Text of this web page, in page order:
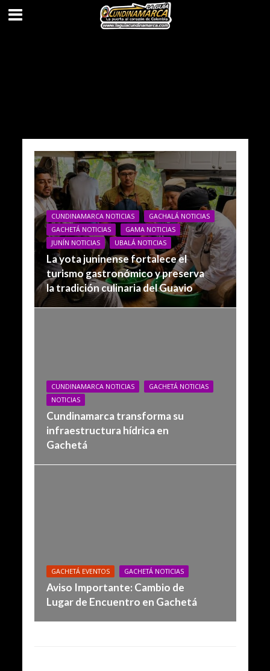
CUNDINAMARCA NOTICIAS
GACHALÁ NOTICIAS
GACHETÁ NOTICIAS
GAMA NOTICIAS
JUNÍN NOTICIAS
UBALÁ NOTICIAS
La yota juninense fortalece el
turismo gastronómico y preserva
la tradición culinaria del Guavio
CUNDINAMARCA NOTICIAS
GACHETÁ NOTICIAS
NOTICIAS
Cundinamarca transforma su
infraestructura hídrica en
Gachetá
GACHETÁ EVENTOS GACHETÁ NOTICIAS
Aviso Importante: Cambio de
Lugar de Encuentro en Gachetá